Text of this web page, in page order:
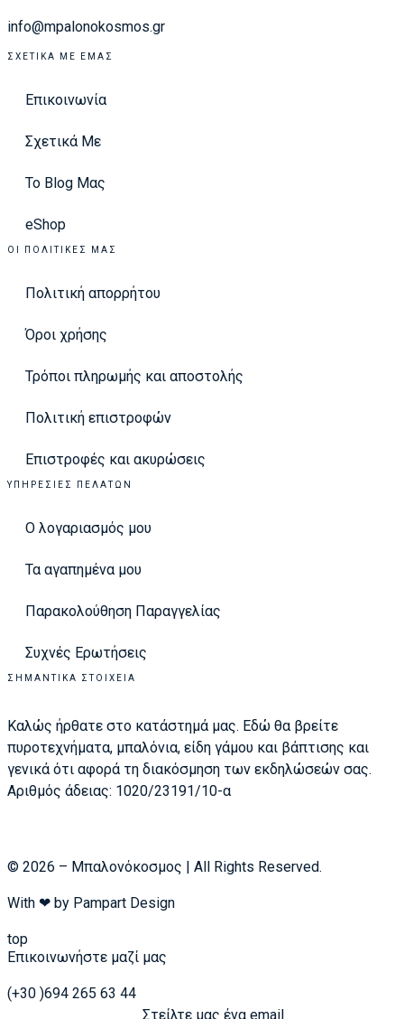
info@mpalonokosmos.gr
ΣΧΕΤΙΚΆ ΜΕ ΕΜΆΣ
Επικοινωνία
Σχετικά Με
Το Blog Μας
eShop
ΟΙ ΠΟΛΙΤΙΚΈΣ ΜΑΣ
Πολιτική απορρήτου
Όροι χρήσης
Τρόποι πληρωμής και αποστολής
Πολιτική επιστροφών
Επιστροφές και ακυρώσεις
ΥΠΗΡΕΣΊΕΣ ΠΕΛΑΤΏΝ
Ο λογαριασμός μου
Τα αγαπημένα μου
Παρακολούθηση Παραγγελίας
Συχνές Ερωτήσεις
ΣΗΜΑΝΤΙΚΆ ΣΤΟΙΧΕΊΑ
Καλώς ήρθατε στο κατάστημά μας. Εδώ θα βρείτε
πυροτεχνήματα, μπαλόνια, είδη γάμου και βάπτισης και
γενικά ότι αφορά τη διακόσμηση των εκδηλώσεών σας.
Αριθμός άδειας: 1020/23191/10-α
© 2026 – Μπαλονόκοσμος | All Rights Reserved.
With ❤ by Pampart Design
top
Επικοινωνήστε μαζί μας
(+30 )694 265 63 44
Στείλτε μας ένα email